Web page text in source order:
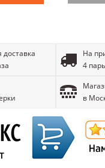
доставка
На
4
в